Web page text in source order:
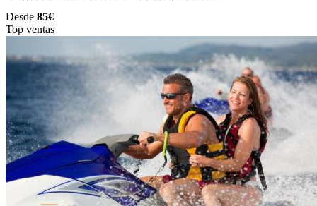
Desde 85€
Top ventas